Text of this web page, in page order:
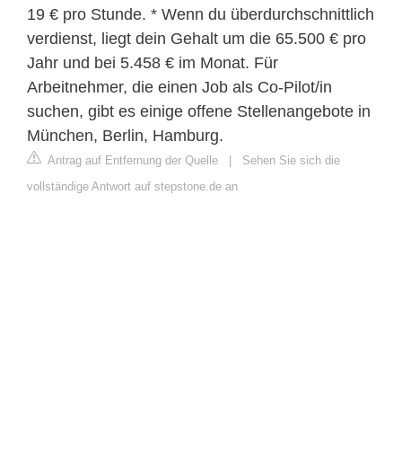
19 € pro Stunde. * Wenn du überdurchschnittlich
verdienst, liegt dein Gehalt um die 65.500 € pro
Jahr und bei 5.458 € im Monat. Für
Arbeitnehmer, die einen Job als Co-Pilot/in
suchen, gibt es einige offene Stellenangebote in
München, Berlin, Hamburg.
Antrag auf Entfernung der Quelle
Sehen Sie sich die
vollständige Antwort auf stepstone.de an